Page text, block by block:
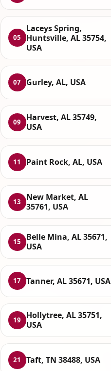
05
Laceys Spring,
Huntsville, AL 35754,
USA
07 Gurley, AL, USA
09
Harvest, AL 35749,
USA
11 Paint Rock, AL, USA
13
New Market, AL
35761, USA
15
Belle Mina, AL 35671,
USA
17 Tanner, AL 35671, USA
19
Hollytree, AL 35751,
USA
21 Taft, TN 38488, USA